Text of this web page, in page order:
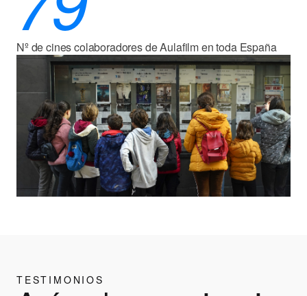
Nº de cines colaboradores de Aulafilm en toda España
TESTIMONIOS